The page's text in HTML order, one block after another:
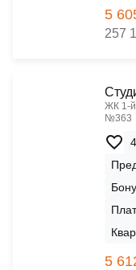
5
257
ЖК 1‑й
№363
5